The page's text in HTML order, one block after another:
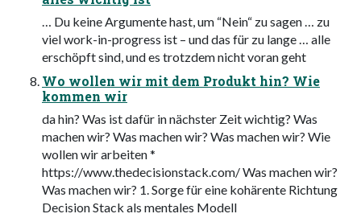
… Du keine Argumente hast, um “Nein“ zu sagen … zu
viel work-in-progress ist – und das für zu lange … alle
erschöpft sind, und es trotzdem nicht voran geht
Wo wollen wir mit dem Produkt hin? Wie
kommen wir
da hin? Was ist dafür in nächster Zeit wichtig? Was
machen wir? Was machen wir? Was machen wir? Wie
wollen wir arbeiten *
https://www.thedecisionstack.com/ Was machen wir?
Was machen wir? 1. Sorge für eine kohärente Richtung
Decision Stack als mentales Modell